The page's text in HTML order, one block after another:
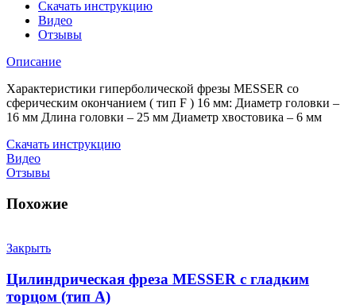
(тип
F)
Скачать инструкцию
Видео
Отзывы
Описание
Характеристики гиперболической фрезы MESSER со
сферическим окончанием ( тип F ) 16 мм: Диаметр головки –
16 мм Длина головки – 25 мм Диаметр хвостовика – 6 мм
Скачать инструкцию
Видео
Отзывы
Похожие
Закрыть
Цилиндрическая фреза MESSER с гладким
торцом (тип A)